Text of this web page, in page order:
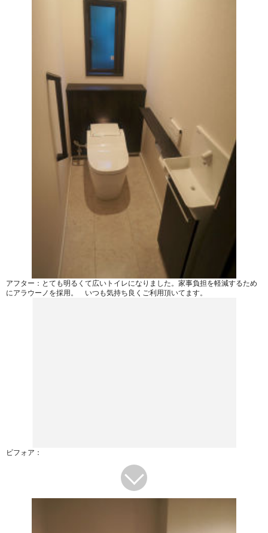
アフター：とても明るくて広いトイレになりました。家事負担を軽減するため
にアラウーノを採用。 いつも気持ち良くご利用頂いてます。
ビフォア：